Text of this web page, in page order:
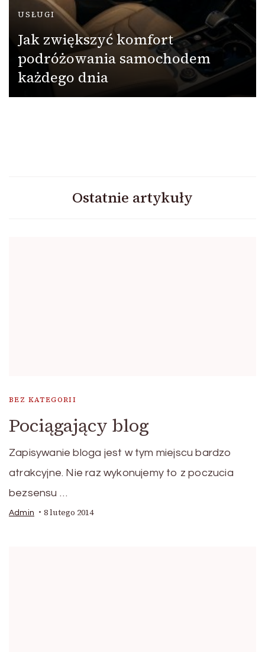
USŁUGI
Jak zwiększyć komfort
podróżowania samochodem
każdego dnia
Ostatnie artykuły
BEZ KATEGORII
Pociągający blog
Zapisywanie bloga jest w tym miejscu bardzo
atrakcyjne. Nie raz wykonujemy to z poczucia
bezsensu …
Admin 8 lutego 2014